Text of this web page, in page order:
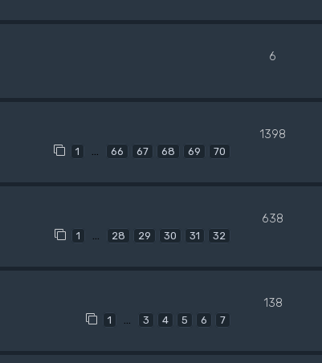
6
1 … 66 67 68 69 70
1398
1 … 28 29 30 31 32
638
1 … 3 4 5 6 7
138